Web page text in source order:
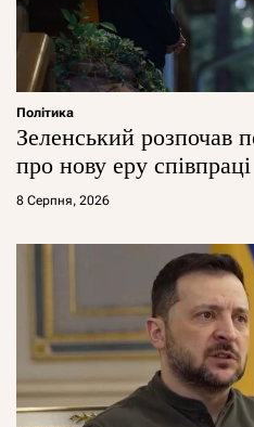
Політика
Зеленський розпочав
про нову еру співпраці
8 Серпня, 2026